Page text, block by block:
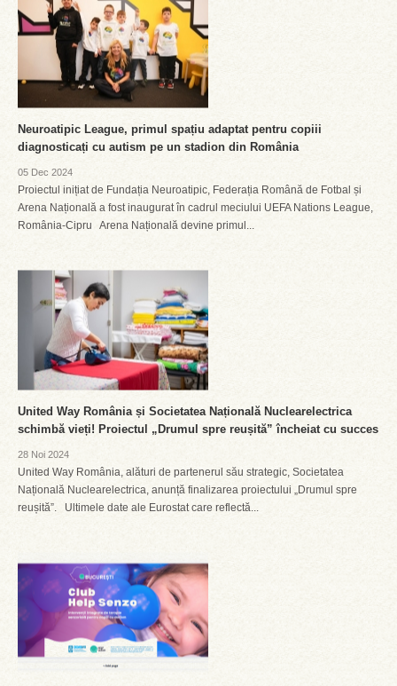
Neuroatipic League, primul spațiu adaptat pentru copiii
diagnosticați cu autism pe un stadion din România
05 Dec 2024
Proiectul inițiat de Fundația Neuroatipic, Federația Română de Fotbal și
Arena Națională a fost inaugurat în cadrul meciului UEFA Nations League,
România-Cipru Arena Națională devine primul...
United Way România și Societatea Națională Nuclearelectrica
schimbă vieți! Proiectul „Drumul spre reușită” încheiat cu succes
28 Noi 2024
United Way România, alături de partenerul său strategic, Societatea
Națională Nuclearelectrica, anunță finalizarea proiectului „Drumul spre
reușită”. Ultimele date ale Eurostat care reflectă...